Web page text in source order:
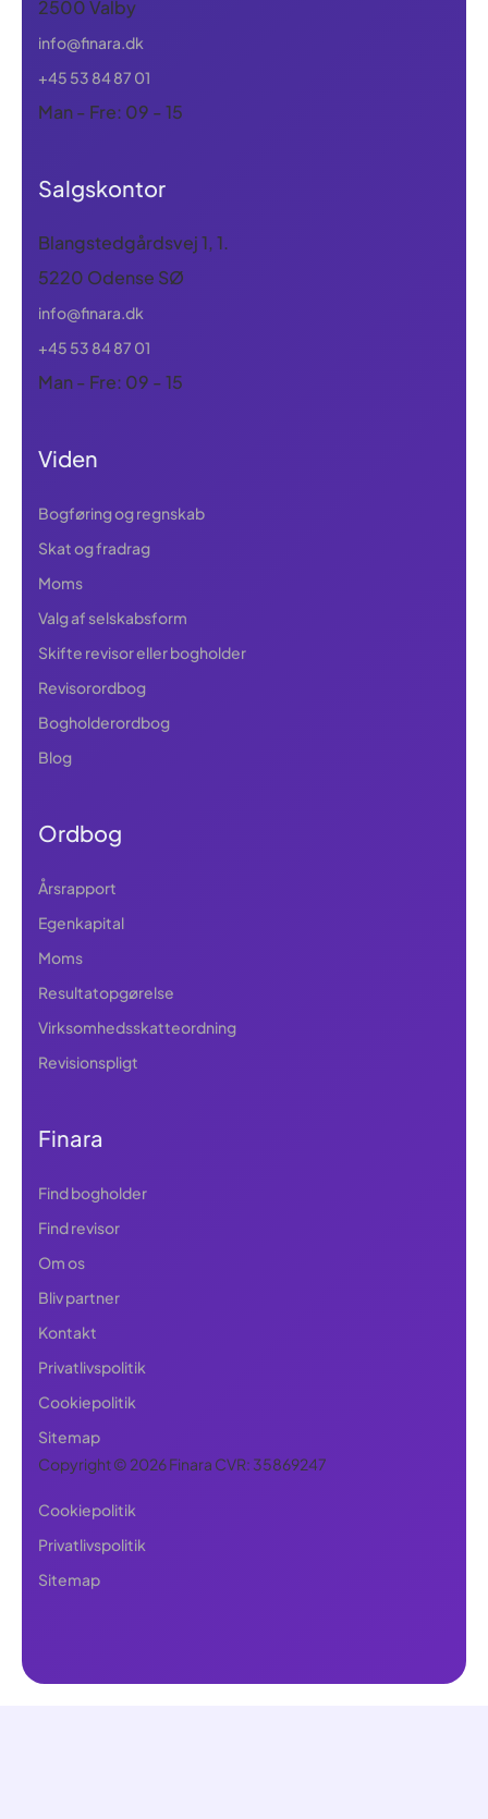
2500 Valby
info@finara.dk
+45 53 84 87 01
Man - Fre: 09 - 15
Salgskontor
Blangstedgårdsvej 1, 1.
5220 Odense SØ
info@finara.dk
+45 53 84 87 01
Man - Fre: 09 - 15
Viden
Bogføring og regnskab
Skat og fradrag
Moms
Valg af selskabsform
Skifte revisor eller bogholder
Revisorordbog
Bogholderordbog
Blog
Ordbog
Årsrapport
Egenkapital
Moms
Resultatopgørelse
Virksomhedsskatteordning
Revisionspligt
Finara
Find bogholder
Find revisor
Om os
Bliv partner
Kontakt
Privatlivspolitik
Cookiepolitik
Sitemap
Copyright © 2026 Finara CVR: 35869247
Cookiepolitik
Privatlivspolitik
Sitemap